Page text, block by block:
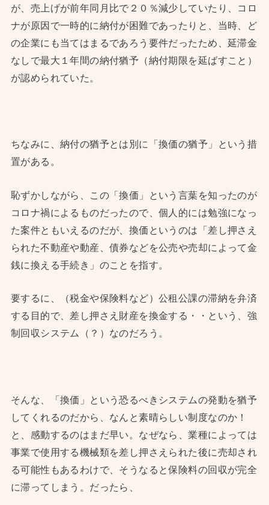
が、売上げが前年同月比で２０％減少していたり、コロ
ナが原因で一時的に納付が困難であったりと、当時、ど
の企業にも当てはまるであろう要件だったため、延滞金
なしで最大１年間の納付猶予（納付期限を延ばすこと）
が認められていた。
ちなみに、納付の猶予とは別に「換価の猶予」という措
置がある。
恥ずかしながら、この「換価」という言葉を知ったのが
コロナ禍によるものだったので、個人的には勉強になっ
た案件ともいえるのだが、換価というのは「差し押さえ
られた不動産や動産、債券などを公売や売却によって金
銭に換える手続き」のことを指す。
要するに、（税金や保険料など）公租公課の滞納を弁済
する目的で、差し押さえ財産を換金する・・という、強
制回収システム（？）なのだろう。
そんな、「換価」という恐るべきシステムの発動を猶予
してくれるのだから、なんと素晴らしい制度なのか！
と、感動するのはまだ早い。なぜなら、業種によっては
事業で使用する機械類を差し押さえられた後に売却され
る可能性もあるわけで、そうなると保険料の回収が完全
に滞ってしまう。だったら、